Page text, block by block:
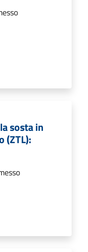
sosta in
(ZTL):